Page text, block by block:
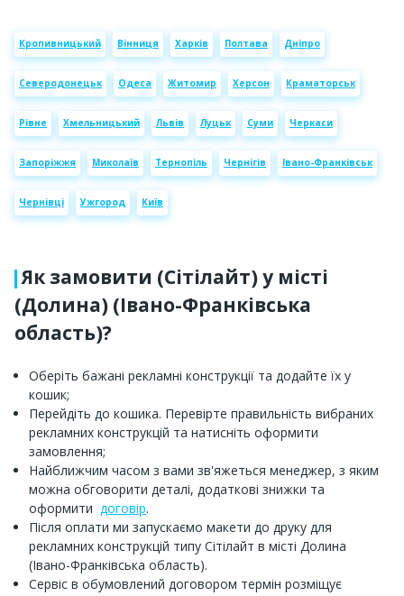
Кропивницький Вінниця Харків Полтава Дніпро
Северодонецьк Одеса Житомир Херсон Краматорськ
Рівне Хмельницький Львів Луцьк Суми Черкаси
Запоріжжя Миколаїв Тернопіль Чернігів Івано-Франківськ
Чернівці Ужгород Київ
Як замовити (Сітілайт) у місті
(Долина) (Івано-Франківська
область)?
Оберіть бажані рекламні конструкції та додайте їх у
кошик;
Перейдіть до кошика. Перевірте правильність вибраних
рекламних конструкцій та натисніть оформити
замовлення;
Найближчим часом з вами зв'яжеться менеджер, з яким
можна обговорити деталі, додаткові знижки та
оформити договір.
Після оплати ми запускаємо макети до друку для
рекламних конструкцій типу Сітілайт в місті Долина
(Івано-Франківська область).
Сервіс в обумовлений договором термін розміщує